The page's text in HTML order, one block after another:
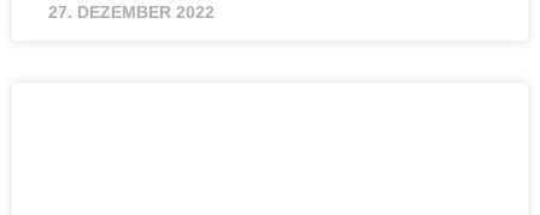
27. DEZEMBER 2022